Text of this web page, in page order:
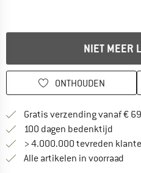
NIET MEER
ONTHOUDEN
Gratis verzending vanaf €
100 dagen bedenktijd Vind
> 4.000.000 tevreden
Alle artikelen in voorraad